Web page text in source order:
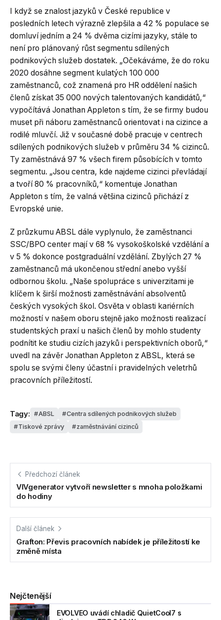
I když se znalost jazyků v České republice v
posledních letech výrazně zlepšila a 42 % populace se
domluví jedním a 24 % dvěma cizími jazyky, stále to
není pro plánovaný růst segmentu sdílených
podnikových služeb dostatek. „Očekáváme, že do roku
2020 dosáhne segment kulatých 100 000
zaměstnanců, což znamená pro HR oddělení našich
členů získat 35 000 nových talentovaných kandidátů,“
vypočítává Jonathan Appleton s tím, že se firmy budou
muset při náboru zaměstnanců orientovat i na cizince a
rodilé mluvčí. Již v současné době pracuje v centrech
sdílených podnikových služeb v průměru 34 % cizinců.
Ty zaměstnává 97 % všech firem působících v tomto
segmentu. „Jsou centra, kde najdeme cizinci převládají
a tvoří 80 % pracovníků,“ komentuje Jonathan
Appleton s tím, že valná většina cizinců přichází z
Evropské unie.
Z průzkumu ABSL dále vyplynulo, že zaměstnanci
SSC/BPO center mají v 68 % vysokoškolské vzdělání a
v 5 % dokonce postgraduální vzdělání. Zbylých 27 %
zaměstnanců má ukončenou střední anebo vyšší
odbornou školu. „Naše spolupráce s univerzitami je
klíčem k širší možnosti zaměstnávání absolventů
českých vysokých škol. Osvěta v oblasti kariérních
možností v našem oboru stejně jako možnosti realizací
studentských praxí u našich členů by mohlo studenty
podnítit ke studiu cizích jazyků i perspektivních oborů,“
uvedl na závěr Jonathan Appleton z ABSL, která se
spolu se svými členy účastní i pravidelných veletrhů
pracovních příležitostí.
Tagy: ABSL
Centra sdílených podnikových služeb
Tiskové zprávy
zaměstnávání cizinců
Předchozí článek
VIVgenerator vytvoří newsletter s mnoha položkami
do hodiny
Další článek
Grafton: Převis pracovních nabídek je příležitostí ke
změně místa
Nejčtenější
EVOLVEO uvádí chladič QuietCool7 s